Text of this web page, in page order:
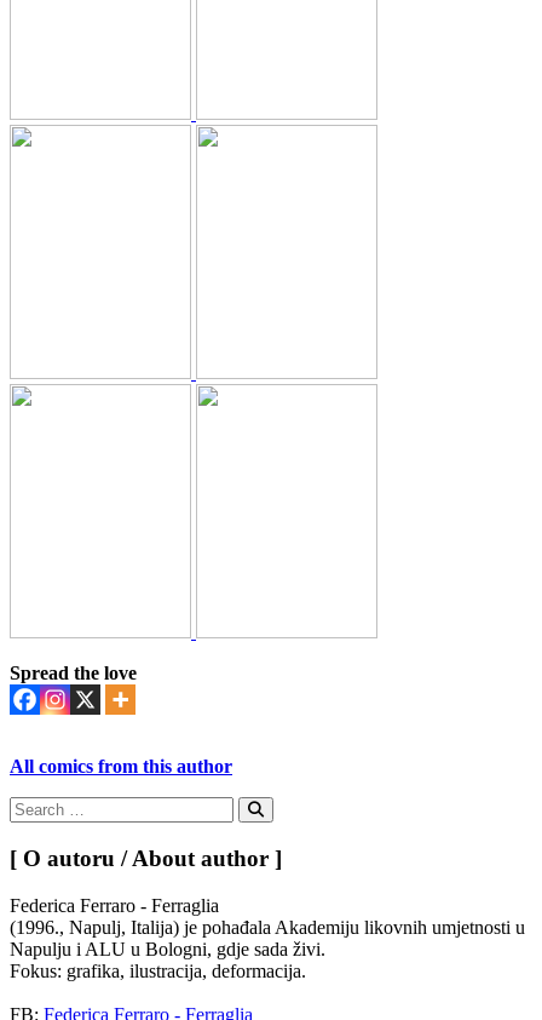
Spread the love
All comics from this author
Search
for:
Search
[ O autoru / About author ]
Federica Ferraro - Ferraglia
(1996., Napulj, Italija) je pohađala Akademiju likovnih umjetnosti u
Napulju i ALU u Bologni, gdje sada živi.
Fokus: grafika, ilustracija, deformacija.
FB: Federica Ferraro - Ferraglia